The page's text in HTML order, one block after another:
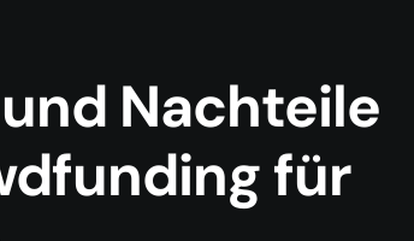
Nachteile
für